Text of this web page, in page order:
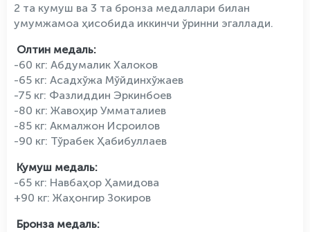
2 та кумуш ва 3 та бронза медаллари билан
умумжамоа ҳисобида иккинчи ўринни эгаллади.
Олтин медаль:
-60 кг: Абдумалик Халоков
-65 кг: Асадхўжа Мўйдинхўжаев
-75 кг: Фазлиддин Эркинбоев
-80 кг: Жавоҳир Умматалиев
-85 кг: Акмалжон Исроилов
-90 кг: Тўрабек Ҳабибуллаев
Кумуш медаль:
-65 кг: Навбаҳор Ҳамидова
+90 кг: Жаҳонгир Зокиров
Бронза медаль: